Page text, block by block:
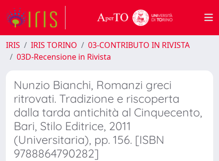
IRIS IRIS TORINO
03-CONTRIBUTO IN RIVISTA
03D-Recensione in Rivista
Nunzio Bianchi, Romanzi greci
ritrovati. Tradizione e riscoperta
dalla tarda antichità al Cinquecento,
Bari, Stilo Editrice, 2011
(Universitaria), pp. 156. [ISBN
9788864790282]